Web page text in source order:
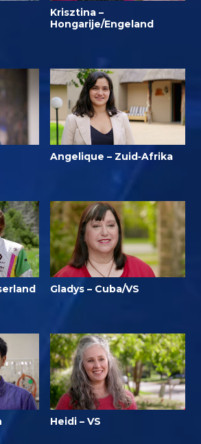
Krisztina –
Hongarije/Engeland
Angelique – Zuid‑Afrika
Gladys – Cuba/VS
Heidi – VS